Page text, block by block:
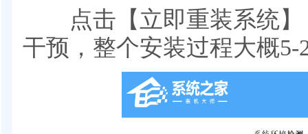
点击【立即重装系统】
干预，整个安装过程大概5-